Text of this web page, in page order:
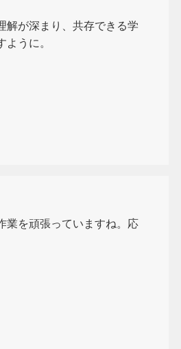
解が深まり、共存できる学
うに。
業を頑張っていますね。応